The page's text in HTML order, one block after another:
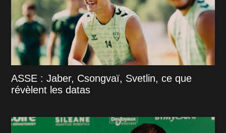
ASSE : Jaber, Csongvaï, Svetlin, ce que
révèlent les datas